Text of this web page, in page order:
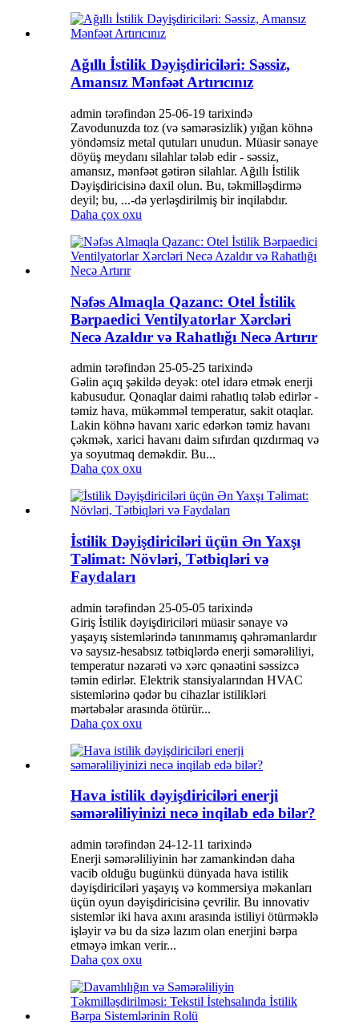
Ağıllı İstilik Dəyişdiriciləri: Səssiz,
Amansız Mənfəət Artırıcınız
admin tərəfindən 25-06-19 tarixində
Zavodunuzda toz (və səmərəsizlik) yığan köhnə
yöndəmsiz metal qutuları unudun. Müasir sənaye
döyüş meydanı silahlar tələb edir - səssiz,
amansız, mənfəət gətirən silahlar. Ağıllı İstilik
Dəyişdiricisinə daxil olun. Bu, təkmilləşdirmə
deyil; bu, ...-də yerləşdirilmiş bir inqilabdır.
Daha çox oxu
Nəfəs Almaqla Qazanc: Otel İstilik
Bərpaedici Ventilyatorlar Xərcləri
Necə Azaldır və Rahatlığı Necə Artırır
admin tərəfindən 25-05-25 tarixində
Gəlin açıq şəkildə deyək: otel idarə etmək enerji
kabusudur. Qonaqlar daimi rahatlıq tələb edirlər -
təmiz hava, mükəmməl temperatur, sakit otaqlar.
Lakin köhnə havanı xaric edərkən təmiz havanı
çəkmək, xarici havanı daim sıfırdan qızdırmaq və
ya soyutmaq deməkdir. Bu...
Daha çox oxu
İstilik Dəyişdiriciləri üçün Ən Yaxşı
Təlimat: Növləri, Tətbiqləri və
Faydaları
admin tərəfindən 25-05-05 tarixində
Giriş İstilik dəyişdiriciləri müasir sənaye və
yaşayış sistemlərində tanınmamış qəhrəmanlardır
və saysız-hesabsız tətbiqlərdə enerji səmərəliliyi,
temperatur nəzarəti və xərc qənaətini səssizcə
təmin edirlər. Elektrik stansiyalarından HVAC
sistemlərinə qədər bu cihazlar istilikləri
mərtəbələr arasında ötürür...
Daha çox oxu
Hava istilik dəyişdiriciləri enerji
səmərəliliyinizi necə inqilab edə bilər?
admin tərəfindən 24-12-11 tarixində
Enerji səmərəliliyinin hər zamankindən daha
vacib olduğu bugünkü dünyada hava istilik
dəyişdiriciləri yaşayış və kommersiya məkanları
üçün oyun dəyişdiricisinə çevrilir. Bu innovativ
sistemlər iki hava axını arasında istiliyi ötürməklə
işləyir və bu da sizə lazım olan enerjini bərpa
etməyə imkan verir...
Daha çox oxu